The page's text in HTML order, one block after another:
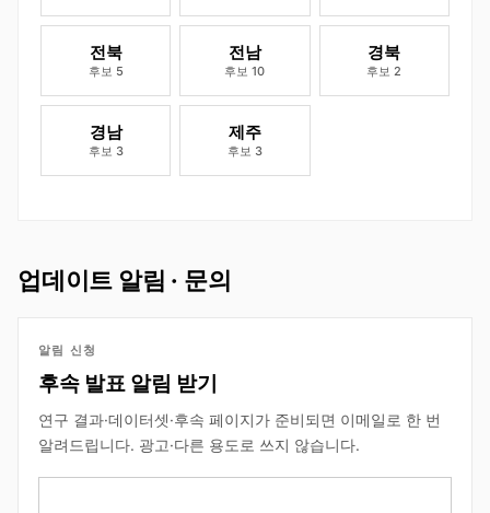
전북
후보 5
전남
후보 10
경북
후보 2
경남
후보 3
제주
후보 3
업데이트 알림 · 문의
알림 신청
후속 발표 알림 받기
연구 결과·데이터셋·후속 페이지가 준비되면 이메일로 한 번
알려드립니다. 광고·다른 용도로 쓰지 않습니다.